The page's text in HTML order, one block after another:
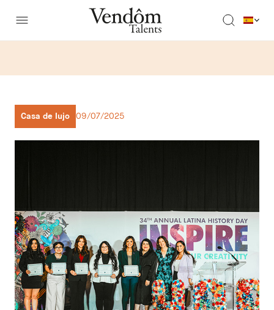
Casa de lujo 09/07/2025